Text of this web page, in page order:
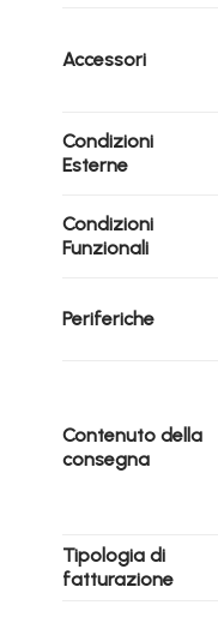
Accessori
Condizioni
Esterne
Condizioni
Funzionali
Periferiche
Contenuto della
consegna
Tipologia di
fatturazione